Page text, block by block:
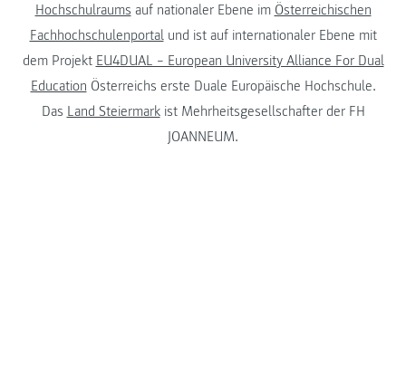
Hochschulraums auf nationaler Ebene im Österreichischen
Fachhochschulenportalund ist auf internationaler Ebene mit
dem Projekt EU4DUAL – European University Alliance For Dual
Education Österreichs erste Duale Europäische Hochschule.
Das Land Steiermarkist Mehrheitsgesellschafter der FH
JOANNEUM.